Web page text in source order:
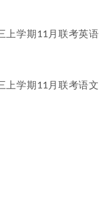
上学期11月联考英语
上学期11月联考语文